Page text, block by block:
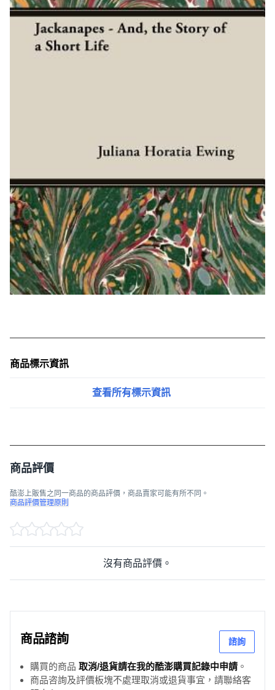
商品標示資訊
查看所有標示資訊
商品評價
酷澎上販售之同一商品的商品評價，商品賣家可能有所不同。
商品評價管理原則
沒有商品評價。
商品諮詢 諮詢
購買的商品 取消/退貨請在我的酷澎購買記錄中申請 。
商品咨詢及評價板塊不處理取消或退貨事宜，請聯絡客